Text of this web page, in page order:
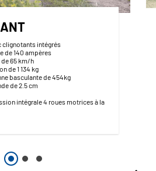
clignotants intégrés
de 140 ampères
65 km/h
de 1 134 kg
basculante de 454kg
de 2.5 cm
intégrale 4 roues motrices à la